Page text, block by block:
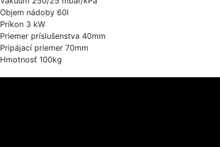
Objem nádoby 60l
Príkon 3 kW
Priemer príslušenstva 40mm
Pripájací priemer 70mm
Hmotnosť 100kg